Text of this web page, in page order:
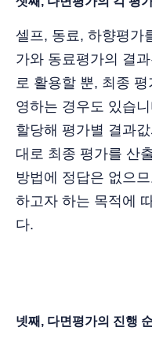
셀프, 동료, 하향평가
가와 동료평가의 결
로 활용할 뿐, 최종
영하는 경우도 있습
할당해 평가별 결과
대로 최종 평가를 산
방법에 정답은 없으
하고자 하는 목적에
다.
넷째, 다면평가의 진행